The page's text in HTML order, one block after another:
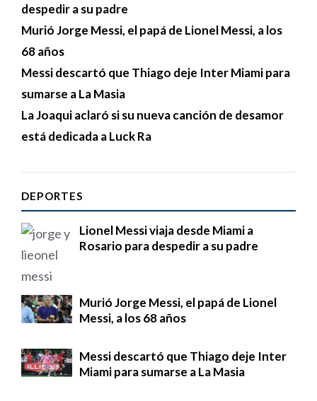
despedir a su padre
Murió Jorge Messi, el papá de Lionel Messi, a los
68 años
Messi descartó que Thiago deje Inter Miami para
sumarse a La Masia
La Joaqui aclaró si su nueva canción de desamor
está dedicada a Luck Ra
DEPORTES
Lionel Messi viaja desde Miami a
Rosario para despedir a su padre
Murió Jorge Messi, el papá de Lionel
Messi, a los 68 años
Messi descartó que Thiago deje Inter
Miami para sumarse a La Masia